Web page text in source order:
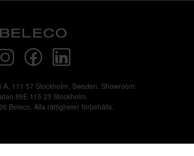
A, 111 57 Stockholm, Sweden. Showroom:
89E 115 23 Stockholm.
Beleco. Alla rättigheter förbehålls.